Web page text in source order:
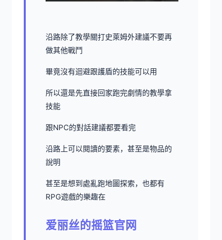
沿路除了教學關打史萊姆外建議不要再
做其他戰鬥
畢竟沒有迴避跟護盾的技能可以用
所以還是先直接回家跑完劇情的教學拿
技能
跟NPC的對話建議都要看完
沿路上可以閱讀的要素，甚至是物品的
說明
甚至是想到處亂跑地圖探索，也都有
RPG遊戲的樂趣在
爱丽丝的摇篮官网